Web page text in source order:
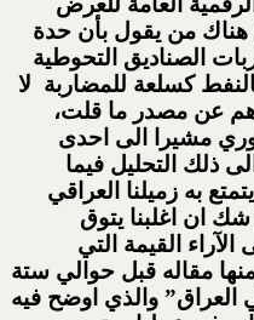
هناك من يقول بأن حدة
الصناديق التحوطية
كسلعة للمضاربة لا
عن مصدر ما قلت،
مشيرا الى احدى
ذلك التحليل فيما
به زميلنا العراقي
شك ان اغلبنا يتوق
الآراء القيمة التي
مقاله قبل حوالي ستة
العراق” والذي اوضح فيه